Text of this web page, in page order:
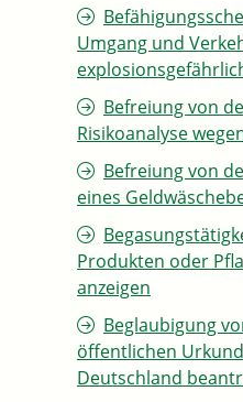
Umgang und
Befreiung von
Risikoanalyse
Befreiung von
eines
Produkten oder
anzeigen
Beglaubigung
öffentlichen
Deutschland